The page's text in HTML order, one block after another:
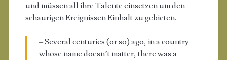
und müssen all ihre Talente einsetzen um den
schaurigen Ereignissen Einhalt zu gebieten.
– Several centuries (or so) ago, in a country
whose name doesn’t matter, there was a